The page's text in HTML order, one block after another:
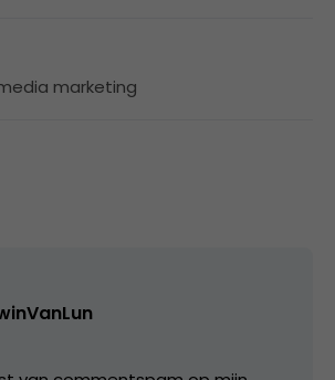
marketing